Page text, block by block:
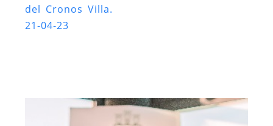
del Cronos Villa.
21-04-23